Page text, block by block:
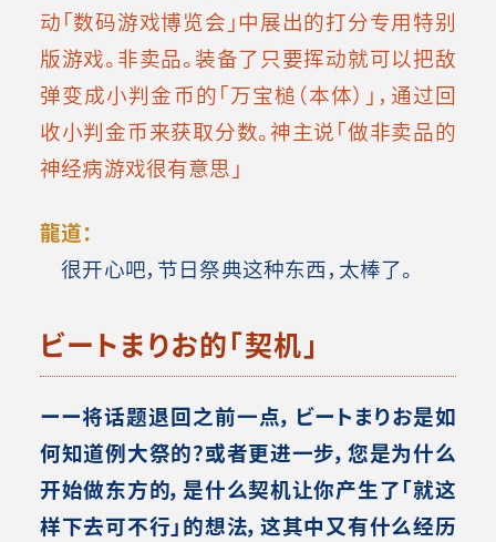
动「数码游戏博览会」中展出的打分专用特别
版游戏。非卖品。装备了只要挥动就可以把敌
弹变成小判金币的「万宝槌（本体）」，通过回
收小判金币来获取分数。神主说「做非卖品的
神经病游戏很有意思」
龍道：
很开心吧，节日祭典这种东西，太棒了。
ビートまりお的「契机」
ーー将话题退回之前一点，ビートまりお是如
何知道例大祭的？或者更进一步，您是为什么
开始做东方的，是什么契机让你产生了「就这
样下去可不行」的想法，这其中又有什么经历